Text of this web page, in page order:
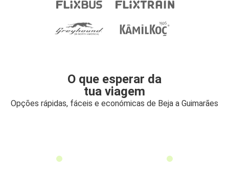
O que esperar da
tua viagem
Opções rápidas, fáceis e económicas de Beja a Guimarães